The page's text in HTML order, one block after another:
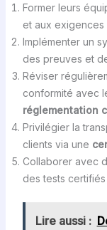
Former leurs
et aux exigences
Implémenter un
des preuves et
Réviser
conformité avec
réglementation
Privilégier la
clients via une
Collaborer avec
des tests
Lire aussi :